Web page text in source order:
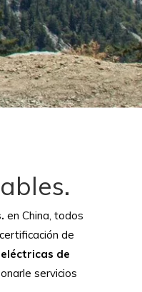
en China, todos
de
de
servicios